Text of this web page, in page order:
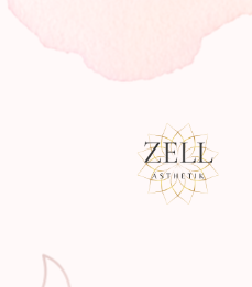
Zum
Inhalt